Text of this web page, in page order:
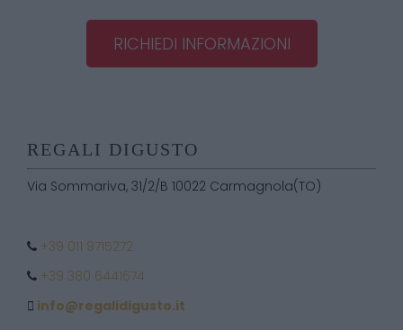
RICHIEDI INFORMAZIONI
REGALI DIGUSTO
Via Sommariva, 31/2/B 10022 Carmagnola(TO)
+39 011 9715272
+39 380 6441674
info@regalidigusto.it